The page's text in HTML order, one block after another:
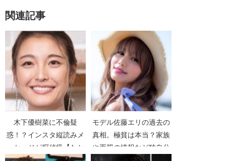
関連記事
木下優樹菜に不倫疑
惑！？インスタ縦読みメ
ッセージが探偵級【たか
モデル佐藤エリの過去の
真相。極貧は本当？家族
や両親の情報など独自分